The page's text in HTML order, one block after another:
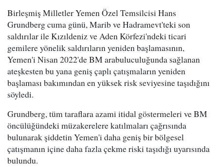
Birleşmiş Milletler Yemen Özel Temsilcisi Hans
Grundberg cuma günü, Marib ve Hadramevt'teki son
saldırılar ile Kızıldeniz ve Aden Körfezi'ndeki ticari
gemilere yönelik saldırıların yeniden başlamasının,
Yemen'i Nisan 2022'de BM arabuluculuğunda sağlanan
ateşkesten bu yana geniş çaplı çatışmaların yeniden
başlaması bakımından en yüksek risk seviyesine taşıdığını
söyledi.
Grundberg, tüm taraflara azami itidal göstermeleri ve BM
öncülüğündeki müzakerelere katılmaları çağrısında
bulunarak şiddetin Yemen'i daha geniş bir bölgesel
çatışmanın içine daha fazla çekme riski taşıdığı uyarısında
bulundu.